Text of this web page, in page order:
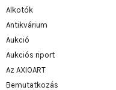
Alkotók
Antikvárium
Aukció
Aukciós riport
Az AXIOART
Bemutatkozás